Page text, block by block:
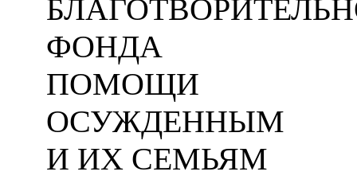
ФОНДА
ПОМОЩИ
ОСУЖДЕННЫМ
И ИХ СЕМЬЯМ